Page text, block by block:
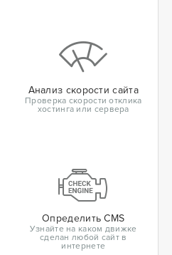
Анализ скорости сайта
Проверка скорости отклика
хостинга или сервера
Определить CMS
Узнайте на каком движке
сделан любой сайт в
интернете